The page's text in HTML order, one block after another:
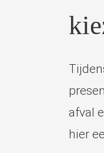
afval
hier